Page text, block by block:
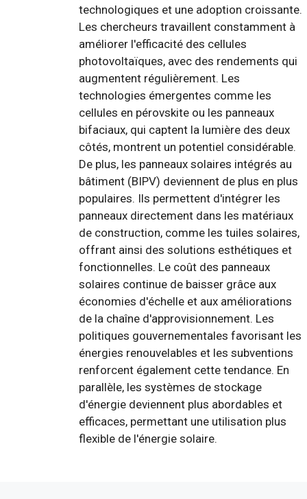
technologiques et une adoption croissante.
Les chercheurs travaillent constamment à
améliorer l'efficacité des cellules
photovoltaïques, avec des rendements qui
augmentent régulièrement. Les
technologies émergentes comme les
cellules en pérovskite ou les panneaux
bifaciaux, qui captent la lumière des deux
côtés, montrent un potentiel considérable.
De plus, les panneaux solaires intégrés au
bâtiment (BIPV) deviennent de plus en plus
populaires. Ils permettent d'intégrer les
panneaux directement dans les matériaux
de construction, comme les tuiles solaires,
offrant ainsi des solutions esthétiques et
fonctionnelles. Le coût des panneaux
solaires continue de baisser grâce aux
économies d'échelle et aux améliorations
de la chaîne d'approvisionnement. Les
politiques gouvernementales favorisant les
énergies renouvelables et les subventions
renforcent également cette tendance. En
parallèle, les systèmes de stockage
d'énergie deviennent plus abordables et
efficaces, permettant une utilisation plus
flexible de l'énergie solaire.